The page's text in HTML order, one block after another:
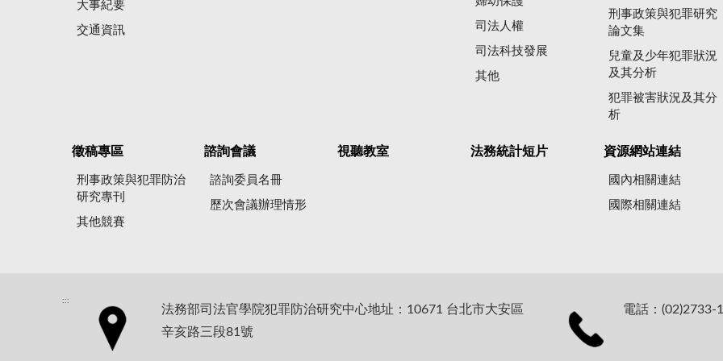
大事紀要
交通資訊 司法人權
司法科技發展
其他
刑事政策與犯罪研究
論文集
兒童及少年犯罪狀況
及其分析
犯罪被害狀況及其分
析
徵稿專區
刑事政策與犯罪防治
研究專刊
其他競賽
諮詢會議
諮詢委員名冊
歷次會議辦理情形
視聽教室 法務統計短片 資源網站連結
國內相關連結
國際相關連結
:::
法務部司法官學院犯罪防治研究中心地址：10671 台北市大安區
辛亥路三段81號
電話：(02)2733-